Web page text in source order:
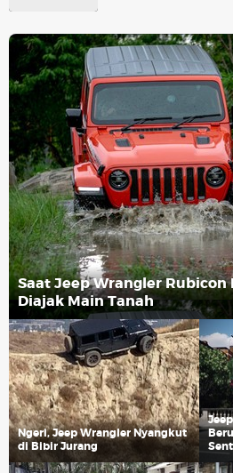
Saat Jeep Wrangler Rubicon
Diajak Main Tanah
Ngeri, Jeep Wrangler Nyangkut
di Bibir Jurang